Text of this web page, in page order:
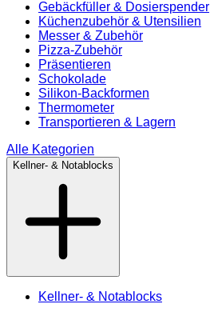
Gebäckfüller & Dosierspender
Küchenzubehör & Utensilien
Messer & Zubehör
Pizza-Zubehör
Präsentieren
Schokolade
Silikon-Backformen
Thermometer
Transportieren & Lagern
Alle Kategorien
Kellner- & Notablocks
Kellner- & Notablocks